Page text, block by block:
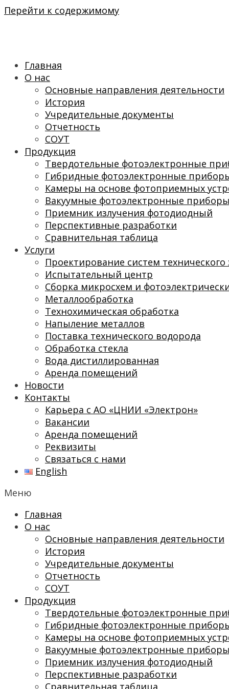
Перейти к содержимому
Главная
О нас
Основные направления деятельности
История
Учредительные документы
Отчетность
СОУТ
Продукция
Твердотельные фотоэлектронные
Гибридные фотоэлектронные
Камеры на основе фотоприемных
Вакуумные фотоэлектронные приборы
Приемник излучения фотодиодный
Перспективные разработки
Сравнительная таблица
Услуги
Проектирование систем
Испытательный центр
Сборка микросхем и
Металлообработка
Технохимическая обработка
Напыление металлов
Поставка технического водорода
Обработка стекла
Вода дистиллированная
Аренда помещений
Новости
Контакты
Карьера с АО «ЦНИИ «Электрон»
Вакансии
Аренда помещений
Реквизиты
Связаться с нами
English
Меню
Главная
О нас
Основные направления деятельности
История
Учредительные документы
Отчетность
СОУТ
Продукция
Твердотельные фотоэлектронные
Гибридные фотоэлектронные
Камеры на основе фотоприемных
Вакуумные фотоэлектронные приборы
Приемник излучения фотодиодный
Перспективные разработки
Сравнительная таблица